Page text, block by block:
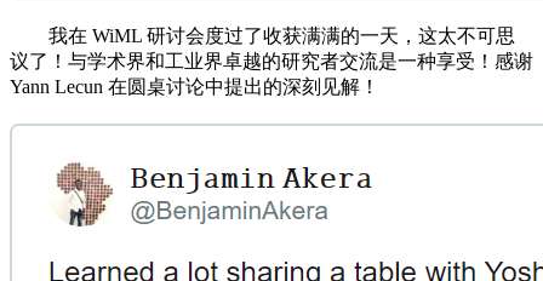
我在 WiML 研讨会度过了收获满满的一天，这太不可思
议了！与学术界和工业界卓越的研究者交流是一种享受！感谢
Yann Lecun 在圆桌讨论中提出的深刻见解！